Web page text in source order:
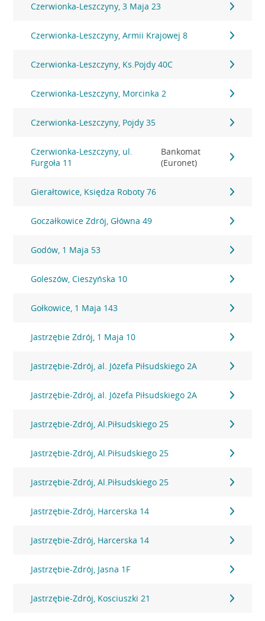
Czerwionka-Leszczyny, 3 Maja 23
Czerwionka-Leszczyny, Armii Krajowej 8
Czerwionka-Leszczyny, Ks.Pojdy 40C
Czerwionka-Leszczyny, Morcinka 2
Czerwionka-Leszczyny, Pojdy 35
Czerwionka-Leszczyny, ul.
Furgoła 11
Bankomat
(Euronet)
Gierałtowice, Księdza Roboty 76
Goczałkowice Zdrój, Główna 49
Godów, 1 Maja 53
Goleszów, Cieszyńska 10
Gołkowice, 1 Maja 143
Jastrzębie Zdrój, 1 Maja 10
Jastrzębie-Zdrój, al. Józefa Piłsudskiego 2A
Jastrzębie-Zdrój, al. Józefa Piłsudskiego 2A
Jastrzębie-Zdrój, Al.Piłsudskiego 25
Jastrzębie-Zdrój, Al.Piłsudskiego 25
Jastrzębie-Zdrój, Al.Piłsudskiego 25
Jastrzębie-Zdrój, Harcerska 14
Jastrzębie-Zdrój, Harcerska 14
Jastrzębie-Zdrój, Jasna 1F
Jastrzębie-Zdrój, Kosciuszki 21